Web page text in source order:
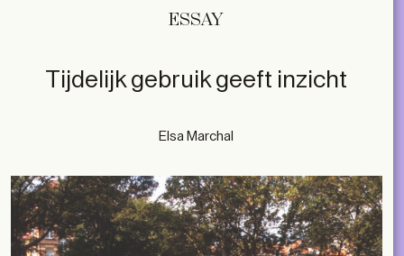
ESSAY
Tijdelijk gebruik geeft inzicht
Elsa Marchal